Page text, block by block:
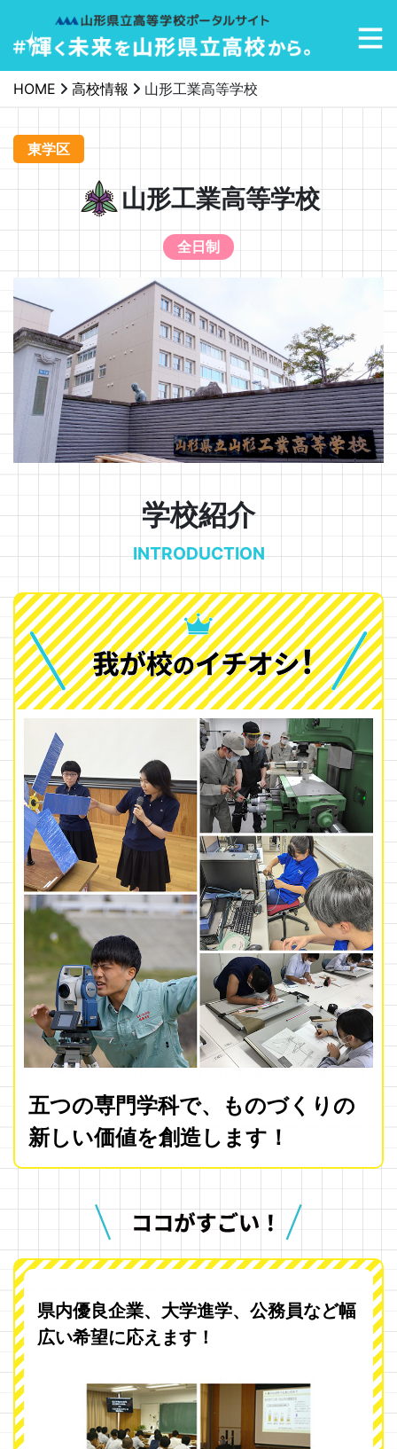
メインナビゲーション
HOME 高校情報 山形工業高等学校
東学区
山形工業高等学校
全日制
学校紹介
INTRODUCTION
五つの専門学科で、ものづくりの
新しい価値を創造します！
県内優良企業、大学進学、公務員など幅
広い希望に応えます！